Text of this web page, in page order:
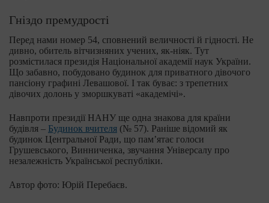
Гніздо премудрості
Перед нами номер 54, сповнений величності й гідності. Не
дивно, обитель вітчизняних учених, як-ніяк. Тут
розмістилася президія Національної академії наук України.
Що забавно, побудовано будинок для приватного дівочого
пансіону графині Левашової. І так буває: з трепетних
дівочих долонь у зморшкуваті «академічі».
Навпроти президії НАНУ ще одна знакова для країни
будівля – Будинок вчителя (№ 57). Раніше відомий як
будинок Центральної Ради, що пам’ятає голоси
Грушевського, Винниченка, звучання Універсалу про
незалежність Української республіки.
Автор фото: Юрій Перебаєв.